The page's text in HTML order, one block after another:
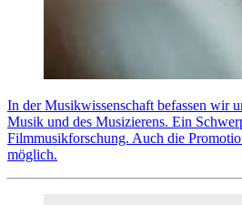
In der Musikwissenschaft befassen wir
Musik und des Musizierens. Ein
Filmmusikforschung. Auch die
möglich.